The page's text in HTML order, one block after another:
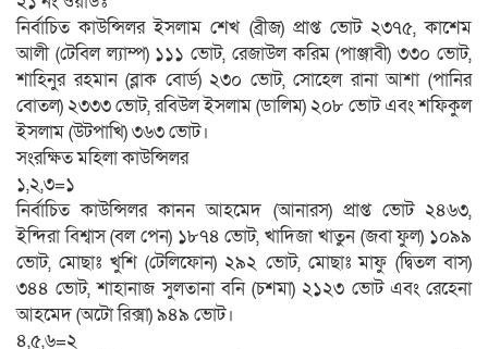
নির্বাচিত কাউন্সিলর ইসলাম শেখ (ব্রীজ) প্রাপ্ত ভোট ২৩৭৫, কাশেম
আলী (টেবিল ল্যাম্প) ১১১ ভোট, রেজাউল করিম (পাঞ্জাবী) ৩৩০ ভোট,
শাহিনুর রহমান (ব্লাক বোর্ড) ২৩০ ভোট, সোহেল রানা আশা (পানির
বোতল) ২৩৩৩ ভোট, রবিউল ইসলাম (ডালিম) ২০৮ ভোট এবং শফিকুল
ইসলাম (উটপাখি) ৩৬৩ ভোট।
সংরক্ষিত মহিলা কাউন্সিলর
১,২,৩=১
নির্বাচিত কাউন্সিলর কানন আহমেদ (আনারস) প্রাপ্ত ভোট ২৪৬৩,
ইন্দিরা বিশ্বাস (বল পেন) ১৮৭৪ ভোট, খাদিজা খাতুন (জবা ফুল) ১০৯৯
ভোট, মোছাঃ খুশি (টেলিফোন) ২৯২ ভোট, মোছাঃ মাফু (দ্বিতল বাস)
৩৪৪ ভোট, শাহানাজ সুলতানা বনি (চশমা) ২১২৩ ভোট এবং রেহেনা
আহমেদ (অটো রিক্সা) ৯৪৯ ভোট।
৪,৫,৬=২